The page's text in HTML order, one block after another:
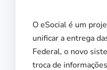
O eSocial é um
unificar a entrega
Federal, o novo
troca de